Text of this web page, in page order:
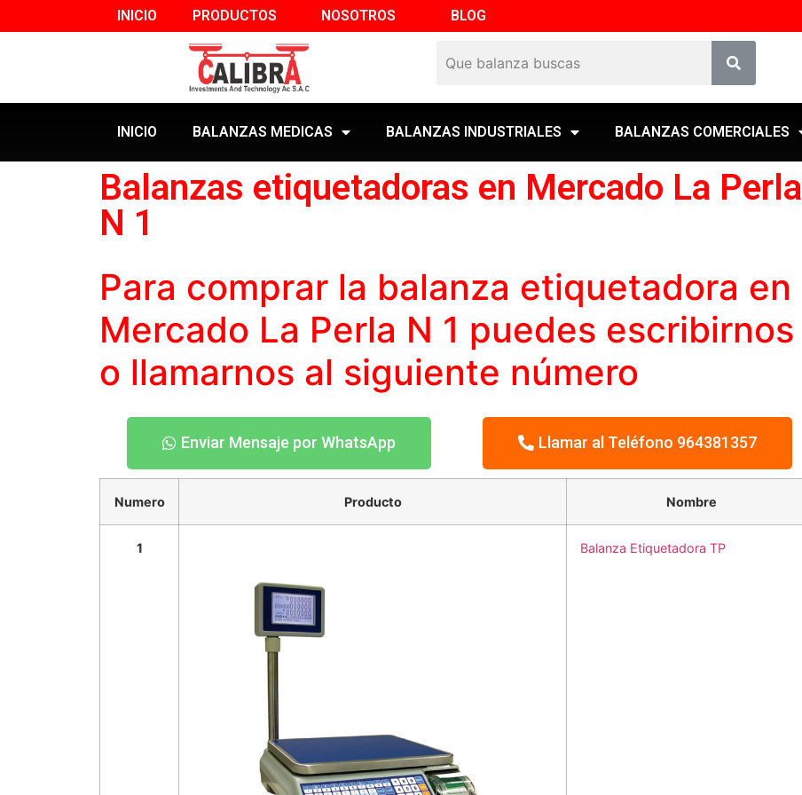
INICIO PRODUCTOS NOSOTROS BLOG
INICIO BALANZAS MEDICAS BALANZAS INDUSTRIALES BALANZAS COMERCIALES
Balanzas etiquetadoras en Mercado La Perla
N 1
Para comprar la balanza etiquetadora en
Mercado La Perla N 1 puedes escribirnos
o llamarnos al siguiente número
Enviar Mensaje por WhatsApp Llamar al Teléfono 964381357
Numero Producto Nombre
1 Balanza Etiquetadora TP